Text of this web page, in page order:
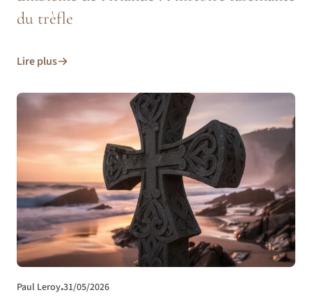
du trèfle
Lire plus
Paul Leroy.31/05/2026